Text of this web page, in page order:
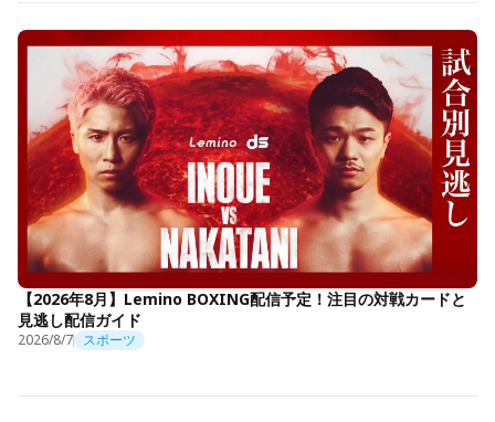
【2026年8月】Lemino BOXING配信予定！注目の対戦カードと
見逃し配信ガイド
2026/8/7 スポーツ